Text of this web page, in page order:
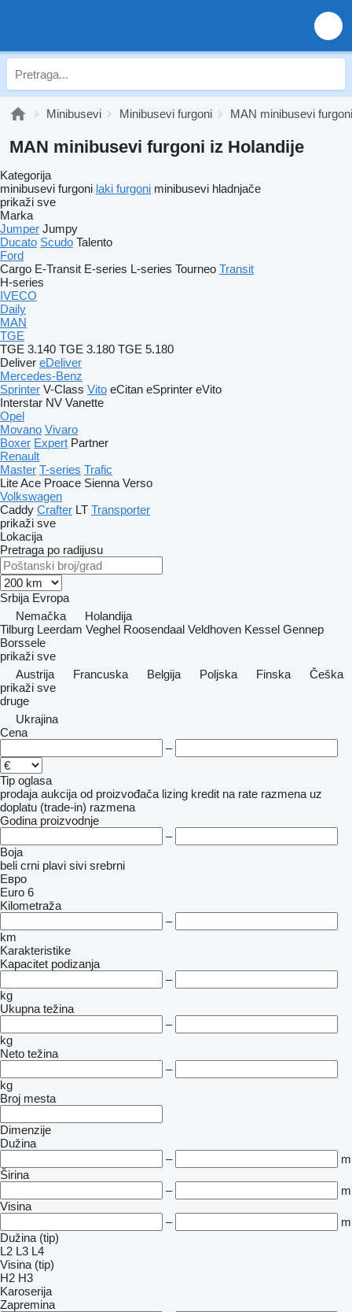
Minibusevi Minibusevi furgoni MAN minibusevi furgoni
MAN minibusevi furgoni iz Holandije
Kategorija
minibusevi furgoni laki furgoni minibusevi hladnjače
prikaži sve
Marka
Jumper Jumpy
Ducato Scudo Talento
Ford
Cargo E-Transit E-series L-series Tourneo Transit
H-series
IVECO
Daily
MAN
TGE
TGE 3.140 TGE 3.180 TGE 5.180
Deliver eDeliver
Mercedes-Benz
Sprinter V-Class Vito eCitan eSprinter eVito
Interstar NV Vanette
Opel
Movano Vivaro
Boxer Expert Partner
Renault
Master T-series Trafic
Lite Ace Proace Sienna Verso
Volkswagen
Caddy Crafter LT Transporter
prikaži sve
Lokacija
Pretraga po radijusu
Srbija Evropa
Nemačka
Holandija
Tilburg Leerdam Veghel Roosendaal Veldhoven Kessel Gennep
Borssele
prikaži sve
Austrija
Francuska Belgija Poljska Finska
Češka
prikaži sve
druge
Ukrajina
Cena
–
Tip oglasa
prodaja aukcija od proizvođača lizing kredit na rate razmena uz
doplatu (trade-in) razmena
Godina proizvodnje
–
Boja
beli crni plavi sivi srebrni
Евро
Euro 6
Kilometraža
–
km
Karakteristike
Kapacitet podizanja
–
kg
Ukupna težina
–
kg
Neto težina
–
kg
Broj mesta
Dimenzije
Dužina
–
m
Širina
–
m
Visina
–
m
Dužina (tip)
L2 L3 L4
Visina (tip)
H2 H3
Karoserija
Zapremina